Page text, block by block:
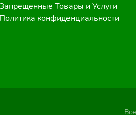
Товары и Услуги
Политика конфиденциальности